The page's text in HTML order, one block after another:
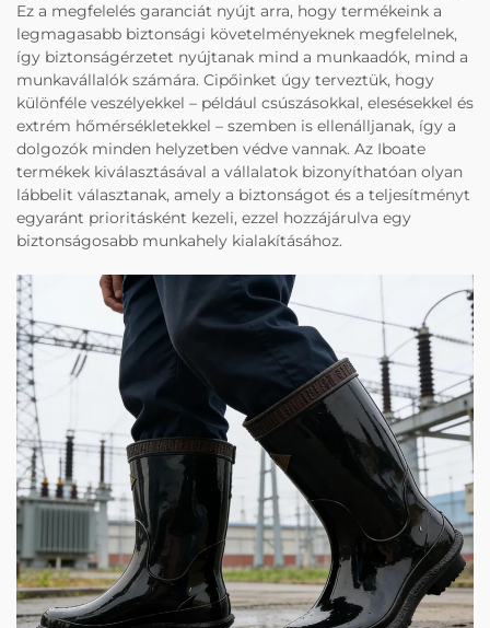
Ez a megfelelés garanciát nyújt arra, hogy termékeink a
legmagasabb biztonsági követelményeknek megfelelnek,
így biztonságérzetet nyújtanak mind a munkaadók, mind a
munkavállalók számára. Cipőinket úgy terveztük, hogy
különféle veszélyekkel – például csúszásokkal, elesésekkel és
extrém hőmérsékletekkel – szemben is ellenálljanak, így a
dolgozók minden helyzetben védve vannak. Az Iboate
termékek kiválasztásával a vállalatok bizonyíthatóan olyan
lábbelit választanak, amely a biztonságot és a teljesítményt
egyaránt prioritásként kezeli, ezzel hozzájárulva egy
biztonságosabb munkahely kialakításához.